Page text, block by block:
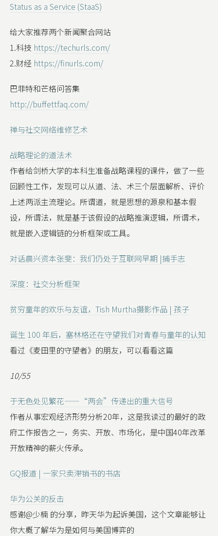
Status as a Service (StaaS)
给大家推荐两个新闻聚合网站
1.科技 https://techurls.com/
2.财经 https://finurls.com/
巴菲特和芒格问答集
http://buffettfaq.com/
禅与社交网络维修艺术
战略理论的道法术
作者给剑桥大学的本科生准备战略课程的课件，做了一些
回顾性工作，发现可以从道、法、术三个层面解析、评价
上述两派主流理论。所谓道，就是思想的源泉和基本假
设，所谓法，就是基于该假设的战略推演逻辑，所谓术，
就是嵌入逻辑链的分析框架或工具。
对话晨兴资本张斐：我们仍处于互联网早期 |捕手志
深度：社交分析框架
贫穷童年的欢乐与友谊，Tish Murtha摄影作品 | 孩子
诞生 100 年后，塞林格还在守望我们对青春与童年的认知
看过《麦田里的守望者》的朋友，可以看看这篇
10/55
于无色处见繁花——“两会”传递出的重大信号
作者从事宏观经济形势分析20年，这是我读过的最好的政
府工作报告之一，务实、开放、市场化，是中国40年改革
开放精神的薪火传承。
GQ报道 | 一家只卖滞销书的书店
华为公关的反击
感谢@少楠 的分享，昨天华为起诉美国，这个文章能够让
你大概了解华为是如何与美国博弈的